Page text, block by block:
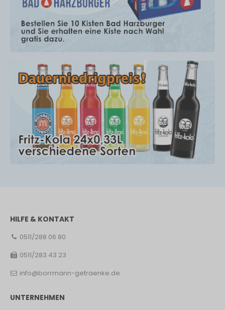
HILFE & KONTAKT
0511/288 06 80
0511/283 43 23
info@borrmann-getraenke.de
UNTERNEHMEN